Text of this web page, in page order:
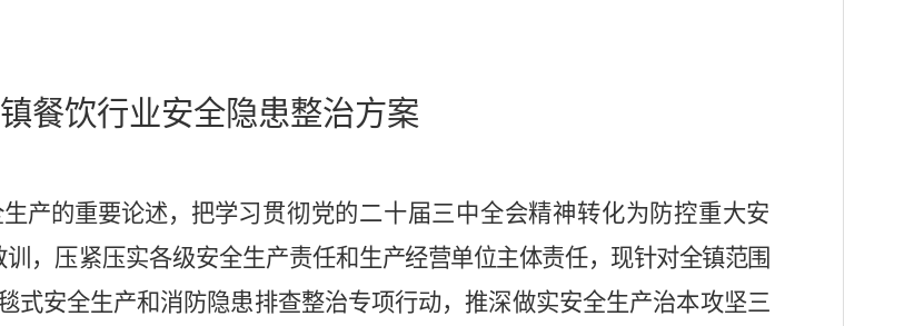
餐饮行业安全隐患整治方案
产的重要论述，把学习贯彻党的二十届三中全会精神转化为防控重大安
训，压紧压实各级安全生产责任和生产经营单位主体责任， 现针对全镇范围
式安全生产和消防隐患排查整治专项行动，推深做实安全生产治本攻坚三